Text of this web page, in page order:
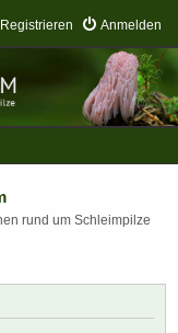
Anmelden
Registrieren
rund um Schleimpilze